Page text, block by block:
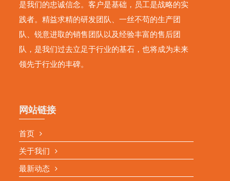
是我们的忠诚信念。客户是基础，员工是战略的实
践者。精益求精的研发团队、一丝不苟的生产团
队、锐意进取的销售团队以及经验丰富的售后团
队，是我们过去立足于行业的基石，也将成为未来
领先于行业的丰碑。
网站链接
首页
关于我们
最新动态